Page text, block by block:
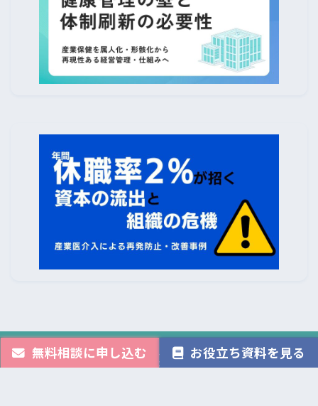
産業医クラウドは株式会社Avenirが運営しています。
株式会社メンタルヘルステクノロジーズ
無料相談に申し込む お役立ち資料を見る